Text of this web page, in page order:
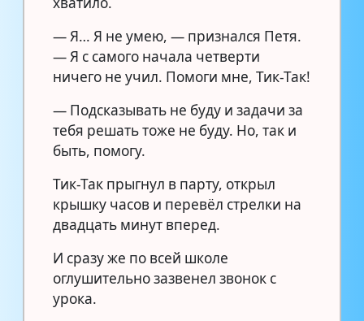
— Я… Я не умею, — признался Петя.
— Я с самого начала четверти
ничего не учил. Помоги мне, Тик-Так!
— Подсказывать не буду и задачи за
тебя решать тоже не буду. Но, так и
быть, помогу.
Тик-Так прыгнул в парту, открыл
крышку часов и перевёл стрелки на
двадцать минут вперед.
И сразу же по всей школе
оглушительно зазвенел звонок с
урока.